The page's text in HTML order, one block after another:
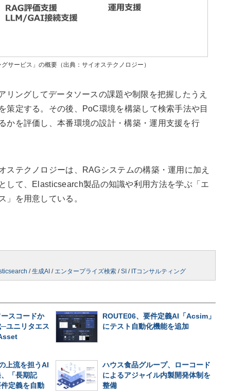
サービス」の概要（出典：サイオステクノロジー）
ングしてデータソースの課題や制限を把握したうえ
策定する。その後、PoC環境を構築して検索手法や目
かを評価し、本番環境の設計・構築・運用支援を行
テクノロジーは、RAGシステムの構築・運用に加え
して、Elasticsearch製品の知識や利用方法を学ぶ「エ
」を用意している。
/生成AI / エンタープライズ検索 /SI / ITコンサルティング
スコードか
ユニリタエス
ROUTE06、要件定義AI「Acsim」
にテスト自動化機能を追加
上流を担うAI
「長期記
定義を自動
ハウス食品グループ、ローコード
によるアジャイル内製開発体制を
整備